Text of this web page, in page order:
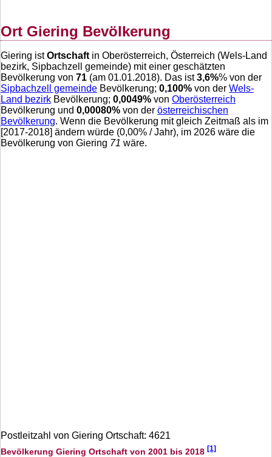
Ort Giering Bevölkerung
Giering istOrtschaft in Oberösterreich, Österreich (Wels-Land
bezirk, Sipbachzell gemeinde) mit einer geschätzten
Bevölkerung von 71 (am 01.01.2018). Das ist3,6%% von der
Sipbachzell gemeinde Bevölkerung; 0,100% von der Wels-
Land bezirk Bevölkerung; 0,0049% von Oberösterreich
Bevölkerung und 0,00080% von der österreichischen
Bevölkerung. Wenn die Bevölkerung mit gleich Zeitmaß als im
[2017-2018] ändern würde (0,00% / Jahr), im 2026 wäre die
Bevölkerung von Giering 71 wäre.
Postleitzahl von Giering Ortschaft: 4621
Bevölkerung Giering Ortschaft von 2001 bis 2018 [1]